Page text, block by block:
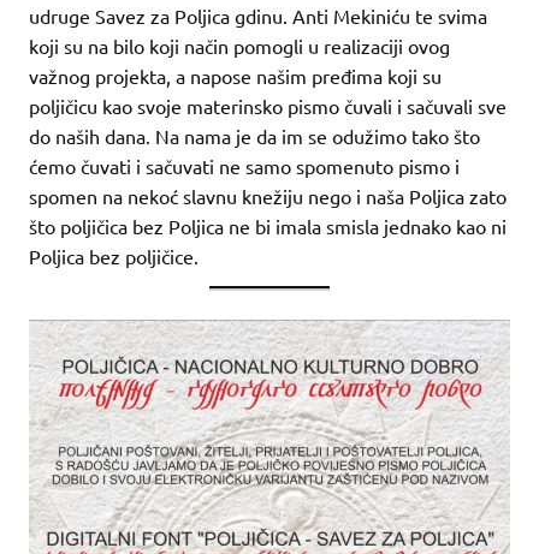
udruge Savez za Poljica gdinu. Anti Mekiniću te svima
koji su na bilo koji način pomogli u realizaciji ovog
važnog projekta, a napose našim pređima koji su
poljičicu kao svoje materinsko pismo čuvali i sačuvali sve
do naših dana. Na nama je da im se odužimo tako što
ćemo čuvati i sačuvati ne samo spomenuto pismo i
spomen na nekoć slavnu knežiju nego i naša Poljica zato
što poljičica bez Poljica ne bi imala smisla jednako kao ni
Poljica bez poljičice.